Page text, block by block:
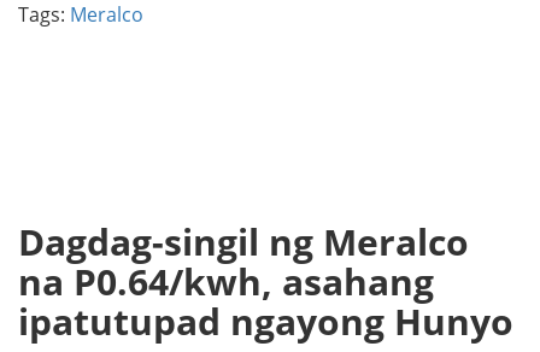
Tags: Meralco
Dagdag-singil ng Meralco
na P0.64/kwh, asahang
ipatutupad ngayong Hunyo